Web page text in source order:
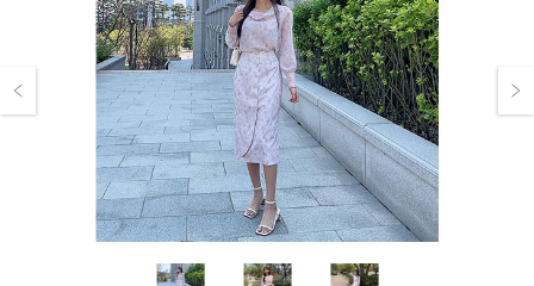
Previous Next